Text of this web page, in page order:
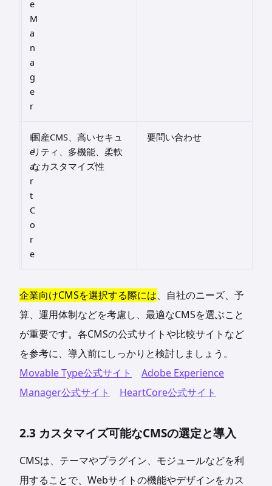
e
M
a
n
a
g
e
r
H
e
a
r
t
C
o
r
e
国産CMS、高いセキュ
リティ、多機能、柔軟
なカスタマイズ性
要問い合わせ
企業向けCMSを選択する際には、自社のニーズ、予
算、運用体制などを考慮し、最適なCMSを選ぶこと
が重要です。各CMSの公式サイトや比較サイトなど
を参考に、導入前にしっかりと検討しましょう。
Movable Type公式サイト
Adobe Experience
Manager公式サイト
HeartCore公式サイト
2.3 カスタマイズ可能なCMSの選定と導入
CMSは、テーマやプラグイン、モジュールなどを利
用することで、Webサイトの機能やデザインをカス